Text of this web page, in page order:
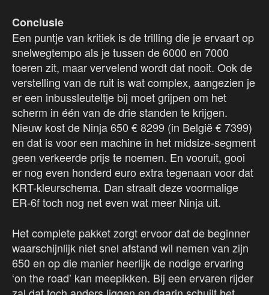
Conclusie
Een puntje van kritiek is de trilling die je ervaart op
snelwegtempo als je tussen de 6000 en 7000
toeren zit, maar vervelend wordt dat nooit. Ook de
verstelling van de ruit is wat complex, aangezien je
er een inbussleuteltje bij moet grijpen om het
scherm in één van de drie standen te krijgen.
Nieuw kost de Ninja 650 € 8299 (in België € 7399)
en dat is voor een machine in het midsize-segment
geen verkeerde prijs te noemen. En vooruit, gooi
er nog even honderd euro extra tegenaan voor dat
KRT-kleurschema. Dan straalt deze voormalige
ER-6f toch nog net even wat meer Ninja uit.
Het complete pakket zorgt ervoor dat de beginner
waarschijnlijk niet snel afstand wil nemen van zijn
650 en op die manier heerlijk de nodige ervaring
‘on the road’ kan meepikken. Bij een ervaren rijder